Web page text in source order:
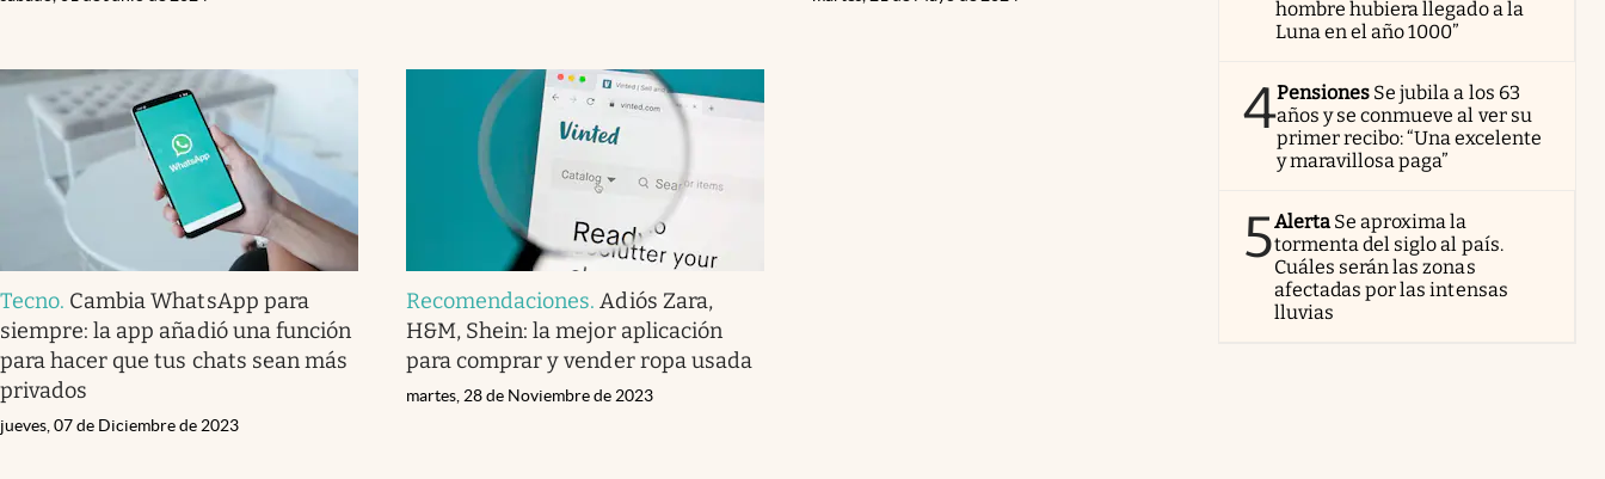
Tecno. Cambia WhatsApp para
siempre: la app añadió una función
para hacer que tus chats sean más
privados
jueves, 07 de Diciembre de 2023
Recomendaciones.Adiós Zara,
H&M, Shein: la mejor aplicación
para comprar y vender ropa usada
martes, 28 de Noviembre de 2023
hombre hubiera llegado a la
Luna en el año 1000”
4Pensiones Se jubila a los 63
años y se conmueve al ver su
primer recibo: “Una excelente
y maravillosa paga”
5Alerta Se aproxima la
tormenta del siglo al país.
Cuáles serán las zonas
afectadas por las intensas
lluvias